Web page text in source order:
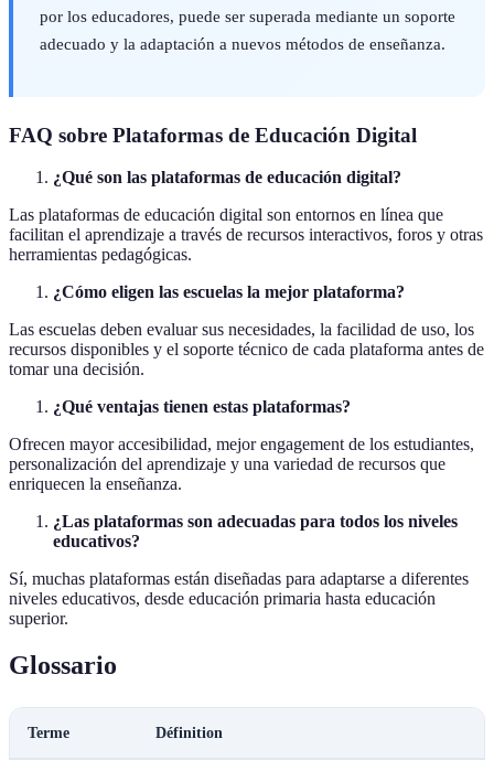
por los educadores, puede ser superada mediante un soporte
adecuado y la adaptación a nuevos métodos de enseñanza.
FAQ sobre Plataformas de Educación Digital
¿Qué son las plataformas de educación digital?
Las plataformas de educación digital son entornos en línea que
facilitan el aprendizaje a través de recursos interactivos, foros y otras
herramientas pedagógicas.
¿Cómo eligen las escuelas la mejor plataforma?
Las escuelas deben evaluar sus necesidades, la facilidad de uso, los
recursos disponibles y el soporte técnico de cada plataforma antes de
tomar una decisión.
¿Qué ventajas tienen estas plataformas?
Ofrecen mayor accesibilidad, mejor engagement de los estudiantes,
personalización del aprendizaje y una variedad de recursos que
enriquecen la enseñanza.
¿Las plataformas son adecuadas para todos los niveles
educativos?
Sí, muchas plataformas están diseñadas para adaptarse a diferentes
niveles educativos, desde educación primaria hasta educación
superior.
Glossario
Terme Définition